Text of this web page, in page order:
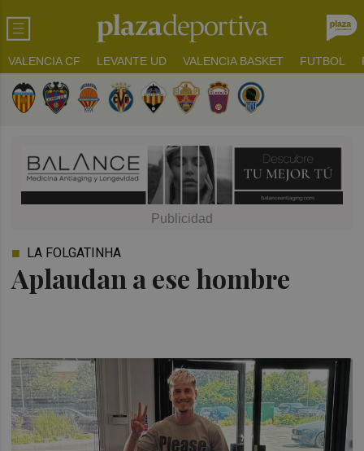
VALENCIA CF LEVANTE UD VALENCIA BASKET FUTBOL
Aplaudan a ese hombre
LA FOLGATINHA